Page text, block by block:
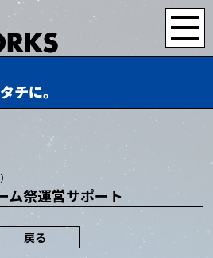
チに。
ム祭運営サポート
戻る